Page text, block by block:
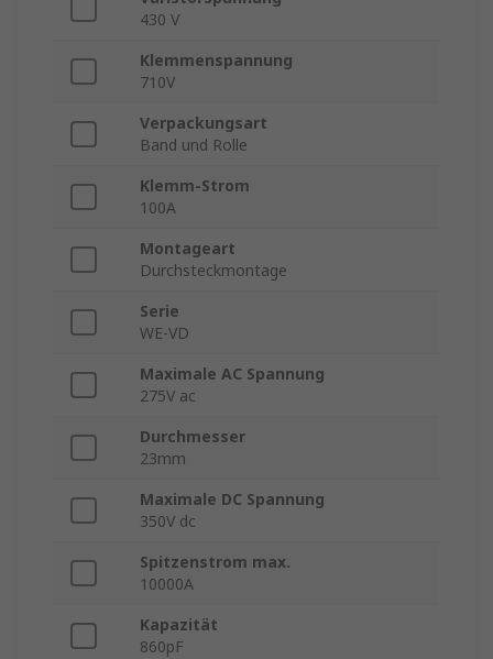
430 V
Klemmenspannung
710V
Verpackungsart
Band und Rolle
Klemm-Strom
100A
Montageart
Durchsteckmontage
Serie
WE-VD
Maximale AC Spannung
275V ac
Durchmesser
23mm
Maximale DC Spannung
350V dc
Spitzenstrom max.
10000A
Kapazität
860pF